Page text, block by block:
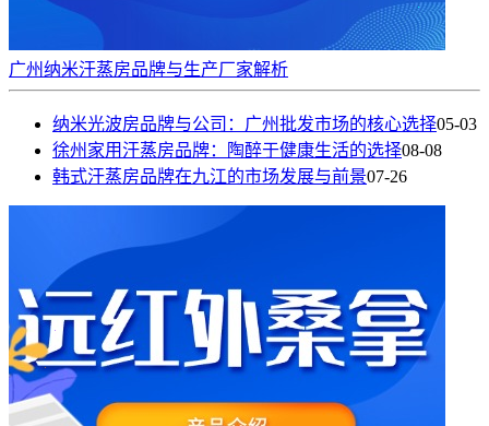
广州纳米汗蒸房品牌与生产厂家解析
纳米光波房品牌与公司：广州批发市场的核心选择05-03
徐州家用汗蒸房品牌：陶醉于健康生活的选择08-08
韩式汗蒸房品牌在九江的市场发展与前景07-26